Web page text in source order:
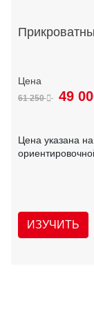
61 250 49
Цена указана
ИЗУЧИТЬ